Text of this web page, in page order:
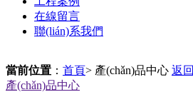
在線留言
聯(lián)系我們
當前位置 ： 首頁> 產(chǎn)品中心 返回
產(chǎn)品中心